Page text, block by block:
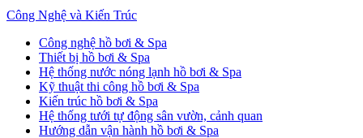
Công Nghệ và Kiến Trúc
Công nghệ hồ bơi & Spa
Thiết bị hồ bơi & Spa
Hệ thống nước nóng lạnh hồ bơi & Spa
Kỹ thuật thi công hồ bơi & Spa
Kiến trúc hồ bơi & Spa
Hệ thống tưới tự động sân vườn, cảnh quan
Hướng dẫn vận hành hồ bơi & Spa